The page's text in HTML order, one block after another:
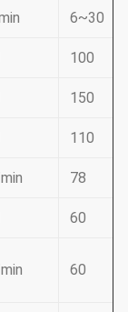
6~30
100
150
110
78
60
60